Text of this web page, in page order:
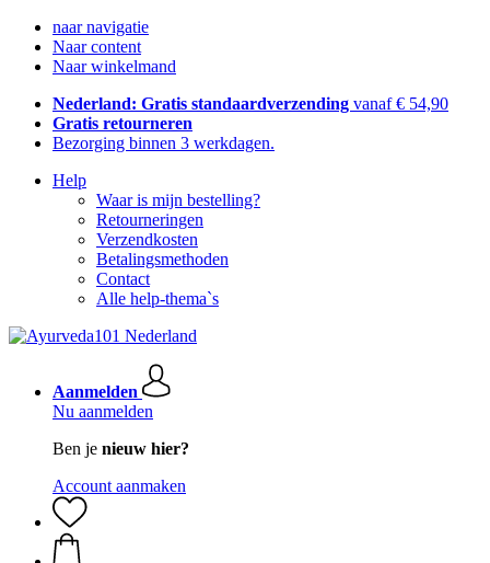
naar navigatie
Naar content
Naar winkelmand
Nederland: Gratis standaardverzending vanaf € 54,90
Gratis retourneren
Bezorging binnen 3 werkdagen.
Help
Waar is mijn bestelling?
Retourneringen
Verzendkosten
Betalingsmethoden
Contact
Alle help-thema`s
Aanmelden
Nu aanmelden
Ben je nieuw hier?
Account aanmaken